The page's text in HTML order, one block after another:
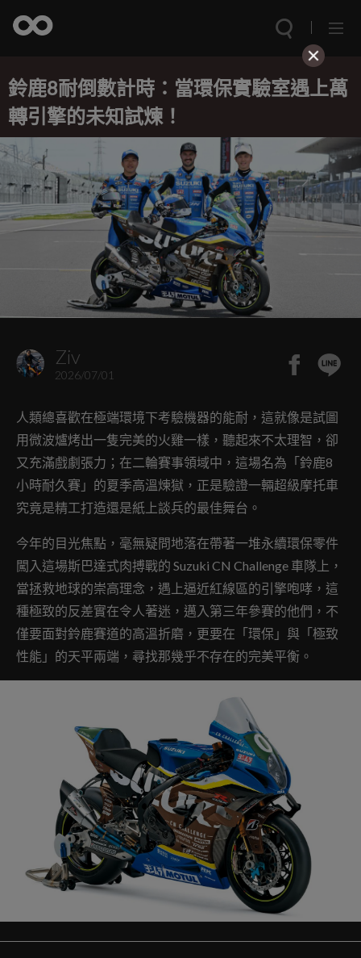
鈴鹿8耐倒數計時：當環保實驗室遇上萬
轉引擎的未知試煉！
Ziv
2026/07/01
人類總喜歡在極端環境下考驗機器的能耐，這就像是試圖
用微波爐烤出一隻完美的火雞一樣，聽起來不太理智，卻
又充滿戲劇張力；在二輪賽事領域中，這場名為「鈴鹿8
小時耐久賽」的夏季高溫煉獄，正是驗證一輛超級摩托車
究竟是精工打造還是紙上談兵的最佳舞台。
今年的目光焦點，毫無疑問地落在帶著一堆永續環保零件
闖入這場斯巴達式肉搏戰的 Suzuki CN Challenge 車隊上，
當拯救地球的崇高理念，遇上逼近紅線區的引擎咆哮，這
種極致的反差實在令人著迷，邁入第三年參賽的他們，不
僅要面對鈴鹿賽道的高溫折磨，更要在「環保」與「極致
性能」的天平兩端，尋找那幾乎不存在的完美平衡。